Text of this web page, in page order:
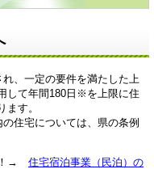
、一定の要件を満たした上
して年間180日※を上限に住
す。
宅については、県の条例
！→ 住宅宿泊事業（民泊）の